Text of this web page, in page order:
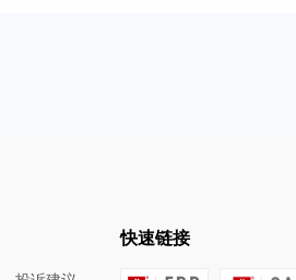
快速链接